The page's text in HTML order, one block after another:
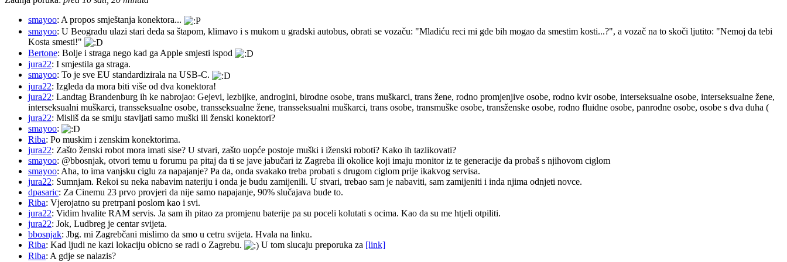
smayoo: A propos smještanja konektora...
smayoo: U Beogradu ulazi stari deda sa štapom, klimavo i s mukom u gradski autobus, obrati se vozaču: "Mladiću reci mi gde bih mogao da smestim kosti...?", a vozač na to skoči ljutito: "Nemoj da tebi
Kosta smesti!"
Bertone: Bolje i straga nego kad ga Apple smjesti ispod
jura22: I smjestila ga straga.
smayoo: To je sve EU standardizirala na USB-C.
jura22: Izgleda da mora biti više od dva konektora!
jura22: Landtag Brandenburg ih ke nabrojao: Gejevi, lezbijke, androgini, birodne osobe, trans muškarci, trans žene, rodno promjenjive osobe, rodno kvir osobe, interseksualne osobe, interseksualne žene,
interseksualni muškarci, transseksualne osobe, transseksualne žene, transseksualni muškarci, trans osobe, transmuške osobe, transženske osobe, rodno fluidne osobe, panrodne osobe, osobe s dva duha (
jura22: Misliš da se smiju stavljati samo muški ili ženski konektori?
smayoo:
Riba: Po muskim i zenskim konektorima.
jura22: Zašto ženski robot mora imati sise? U stvari, zašto uopće postoje muški i iženski roboti? Kako ih tazlikovati?
smayoo: @bbosnjak, otvori temu u forumu pa pitaj da ti se jave jabučari iz Zagreba ili okolice koji imaju monitor iz te generacije da probaš s njihovom ciglom
smayoo: Aha, to ima vanjsku ciglu za napajanje? Pa da, onda svakako treba probati s drugom ciglom prije ikakvog servisa.
jura22: Sumnjam. Rekoi su neka nabavim nateriju i onda je budu zamijenili. U stvari, trebao sam je nabaviti, sam zamijeniti i inda njima odnjeti novce.
dpasaric: Za Cinemu 23 prvo provjeri da nije samo napajanje, 90% slučajava bude to.
Riba: Vjerojatno su pretrpani poslom kao i svi.
jura22: Vidim hvalite RAM servis. Ja sam ih pitao za promjenu baterije pa su poceli kolutati s ocima. Kao da su me htjeli otpiliti.
jura22: Jok, Ludbreg je centar svijeta.
bbosnjak: Jbg. mi Zagrebčani mislimo da smo u cetru svijeta. Hvala na linku.
Riba: Kad ljudi ne kazi lokaciju obicno se radi o Zagrebu. U tom slucaju preporuka za [link]
Riba: A gdje se nalazis?